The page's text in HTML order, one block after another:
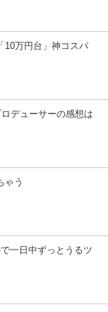
10万円台」神コスパ
デューサーの感想は
ゃう
一日中ずっとうるツ